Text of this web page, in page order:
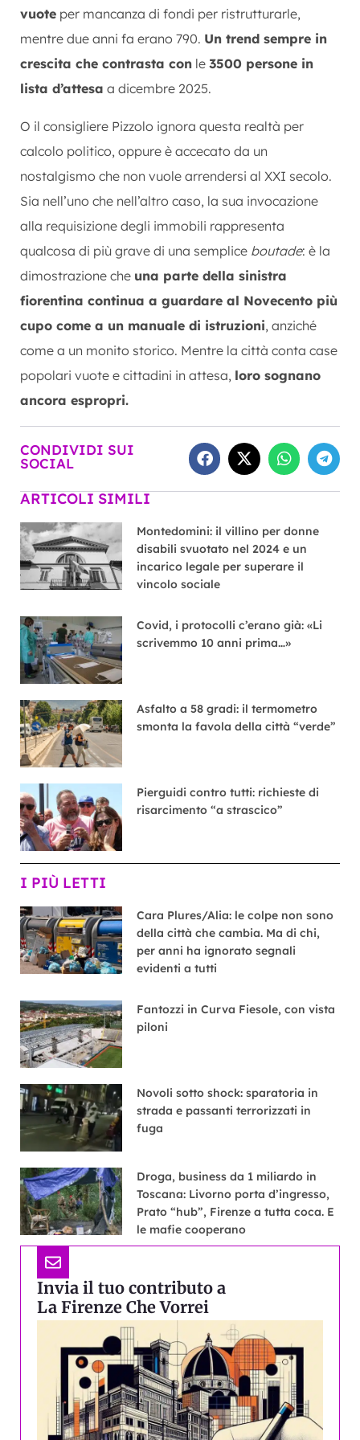
vuote per mancanza di fondi per ristrutturarle,
mentre due anni fa erano 790. Un trend sempre in
crescita che contrasta con le 3500 persone in
lista d’attesa a dicembre 2025.
O il consigliere Pizzolo ignora questa realtà per
calcolo politico, oppure è accecato da un
nostalgismo che non vuole arrendersi al XXI secolo.
Sia nell’uno che nell’altro caso, la sua invocazione
alla requisizione degli immobili rappresenta
qualcosa di più grave di una semplice boutade: è la
dimostrazione che una parte della sinistra
fiorentina continua a guardare al Novecento più
cupo come a un manuale di istruzioni, anziché
come a un monito storico. Mentre la città conta case
popolari vuote e cittadini in attesa, loro sognano
ancora espropri.
CONDIVIDI SUI
SOCIAL
ARTICOLI SIMILI
Montedomini: il villino per donne
disabili svuotato nel 2024 e un
incarico legale per superare il
vincolo sociale
Covid, i protocolli c’erano già: «Li
scrivemmo 10 anni prima…»
Asfalto a 58 gradi: il termometro
smonta la favola della città “verde”
Pierguidi contro tutti: richieste di
risarcimento “a strascico”
I PIÙ LETTI
Cara Plures/Alia: le colpe non sono
della città che cambia. Ma di chi,
per anni ha ignorato segnali
evidenti a tutti
Fantozzi in Curva Fiesole, con vista
piloni
Novoli sotto shock: sparatoria in
strada e passanti terrorizzati in
fuga
Droga, business da 1 miliardo in
Toscana: Livorno porta d’ingresso,
Prato “hub”, Firenze a tutta coca. E
le mafie cooperano
Invia il tuo contributo a
La Firenze Che Vorrei